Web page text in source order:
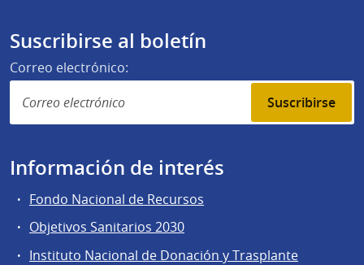
Suscribirse al boletín
Correo electrónico:
Suscribirse
Información de interés
Fondo Nacional de Recursos
Objetivos Sanitarios 2030
Instituto Nacional de Donación y Trasplante